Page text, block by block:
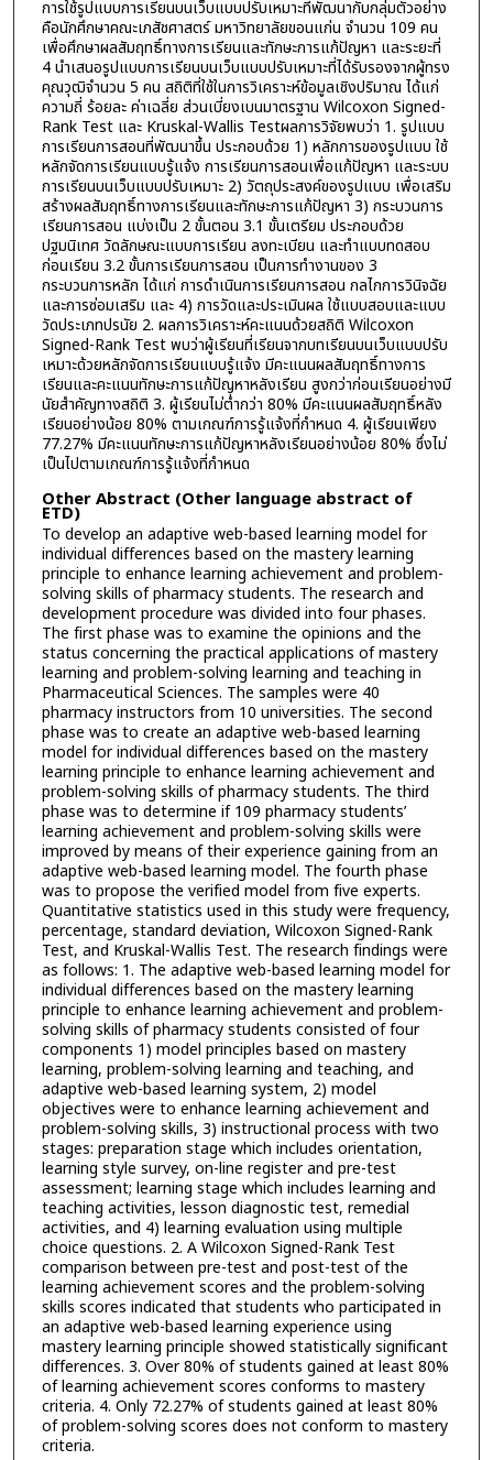
การใช้รูปแบบการเรียนบนเว็บแบบปรับเหมาะที่พัฒนากับกลุ่มตัวอย่าง
คือนักศึกษาคณะเภสัชศาสตร์ มหาวิทยาลัยขอนแก่น จำนวน 109 คน
เพื่อศึกษาผลสัมฤทธิ์ทางการเรียนและทักษะการแก้ปัญหา และระยะที่
4 นำเสนอรูปแบบการเรียนบนเว็บแบบปรับเหมาะที่ได้รับรองจากผู้ทรง
คุณวุฒิจำนวน 5 คน สถิติที่ใช้ในการวิเคราะห์ข้อมูลเชิงปริมาณ ได้แก่
ความถี่ ร้อยละ ค่าเฉลี่ย ส่วนเบี่ยงเบนมาตรฐาน Wilcoxon Signed-
Rank Test และ Kruskal-Wallis Testผลการวิจัยพบว่า 1. รูปแบบ
การเรียนการสอนที่พัฒนาขึ้น ประกอบด้วย 1) หลักการของรูปแบบ ใช้
หลักจัดการเรียนแบบรู้แจ้ง การเรียนการสอนเพื่อแก้ปัญหา และระบบ
การเรียนบนเว็บแบบปรับเหมาะ 2) วัตถุประสงค์ของรูปแบบ เพื่อเสริม
สร้างผลสัมฤทธิ์ทางการเรียนและทักษะการแก้ปัญหา 3) กระบวนการ
เรียนการสอน แบ่งเป็น 2 ขั้นตอน 3.1 ขั้นเตรียม ประกอบด้วย
ปฐมนิเทศ วัดลักษณะแบบการเรียน ลงทะเบียน และทำแบบทดสอบ
ก่อนเรียน 3.2 ขั้นการเรียนการสอน เป็นการทำงานของ 3
กระบวนการหลัก ได้แก่ การดำเนินการเรียนการสอน กลไกการวินิจฉัย
และการซ่อมเสริม และ 4) การวัดและประเมินผล ใช้แบบสอบและแบบ
วัดประเภทปรนัย 2. ผลการวิเคราะห์คะแนนด้วยสถิติ Wilcoxon
Signed-Rank Test พบว่าผู้เรียนที่เรียนจากบทเรียนบนเว็บแบบปรับ
เหมาะด้วยหลักจัดการเรียนแบบรู้แจ้ง มีคะแนนผลสัมฤทธิ์ทางการ
เรียนและคะแนนทักษะการแก้ปัญหาหลังเรียน สูงกว่าก่อนเรียนอย่างมี
นัยสำคัญทางสถิติ 3. ผู้เรียนไม่ต่ำกว่า 80% มีคะแนนผลสัมฤทธิ์หลัง
เรียนอย่างน้อย 80% ตามเกณฑ์การรู้แจ้งที่กำหนด 4. ผู้เรียนเพียง
77.27% มีคะแนนทักษะการแก้ปัญหาหลังเรียนอย่างน้อย 80% ซึ่งไม่
เป็นไปตามเกณฑ์การรู้แจ้งที่กำหนด
Other Abstract (Other language abstract of
ETD)
To develop an adaptive web-based learning model for
individual differences based on the mastery learning
principle to enhance learning achievement and problem-
solving skills of pharmacy students. The research and
development procedure was divided into four phases.
The first phase was to examine the opinions and the
status concerning the practical applications of mastery
learning and problem-solving learning and teaching in
Pharmaceutical Sciences. The samples were 40
pharmacy instructors from 10 universities. The second
phase was to create an adaptive web-based learning
model for individual differences based on the mastery
learning principle to enhance learning achievement and
problem-solving skills of pharmacy students. The third
phase was to determine if 109 pharmacy students’
learning achievement and problem-solving skills were
improved by means of their experience gaining from an
adaptive web-based learning model. The fourth phase
was to propose the verified model from five experts.
Quantitative statistics used in this study were frequency,
percentage, standard deviation, Wilcoxon Signed-Rank
Test, and Kruskal-Wallis Test. The research findings were
as follows: 1. The adaptive web-based learning model for
individual differences based on the mastery learning
principle to enhance learning achievement and problem-
solving skills of pharmacy students consisted of four
components 1) model principles based on mastery
learning, problem-solving learning and teaching, and
adaptive web-based learning system, 2) model
objectives were to enhance learning achievement and
problem-solving skills, 3) instructional process with two
stages: preparation stage which includes orientation,
learning style survey, on-line register and pre-test
assessment; learning stage which includes learning and
teaching activities, lesson diagnostic test, remedial
activities, and 4) learning evaluation using multiple
choice questions. 2. A Wilcoxon Signed-Rank Test
comparison between pre-test and post-test of the
learning achievement scores and the problem-solving
skills scores indicated that students who participated in
an adaptive web-based learning experience using
mastery learning principle showed statistically significant
differences. 3. Over 80% of students gained at least 80%
of learning achievement scores conforms to mastery
criteria. 4. Only 72.27% of students gained at least 80%
of problem-solving scores does not conform to mastery
criteria.